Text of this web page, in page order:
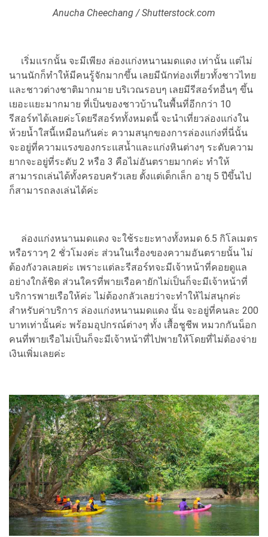
Anucha Cheechang / Shutterstock.com
เริ่มแรกนั้น จะมีเพียง ล่องแก่งหนานมดแดง เท่านั้น แต่ไม่
นานนักก็ทำให้มีคนรู้จักมากขึ้น เลยมีนักท่องเที่ยวทั้งชาวไทย
และชาวต่างชาติมากมาย บริเวณรอบๆ เลยมีรีสอร์ทอื่นๆ ขึ้น
เยอะแยะมากมาย ที่เป็นของชาวบ้านในพื้นที่อีกกว่า 10
รีสอร์ทได้เลยค่ะโดยรีสอร์ททั้งหมดนี้ จะนำเที่ยวล่องแก่งใน
ห้วยน้ำใสนี้เหมือนกันค่ะ ความสนุกของการล่องแก่งที่นี่นั้น
จะอยู่ที่ความแรงของกระแสน้ำและแก่งหินต่างๆ ระดับความ
ยากจะอยู่ที่ระดับ 2 หรือ 3 คือไม่อันตรายมากค่ะ ทำให้
สามารถเล่นได้ทั้งครอบครัวเลย ตั้งแต่เด็กเล็ก อายุ 5 ปีขึ้นไป
ก็สามารถลงเล่นได้ค่ะ
ล่องแก่งหนานมดแดง จะใช้ระยะทางทั้งหมด 6.5 กิโลเมตร
หรือราวๆ 2 ชั่วโมงค่ะ ส่วนในเรื่องของความอันตรายนั้น ไม่
ต้องกังวลเลยค่ะ เพราะแต่ละรีสอร์ทจะมีเจ้าหน้าที่คอยดูแล
อย่างใกล้ชิด ส่วนใครที่พายเรือคายักไม่เป็นก็จะมีเจ้าหน้าที่
บริการพายเรือให้ค่ะ ไม่ต้องกลัวเลยว่าจะทำให้ไม่สนุกค่ะ
สำหรับค่าบริการ ล่องแก่งหนานมดแดง นั้น จะอยู่ที่คนละ 200
บาทเท่านั้นค่ะ พร้อมอุปกรณ์ต่างๆ ทั้ง เสื้อชูชีพ หมวกกันน็อก
คนที่พายเรือไม่เป็นก็จะมีเจ้าหน้าที่ไปพายให้โดยที่ไม่ต้องจ่าย
เงินเพิ่มเลยค่ะ